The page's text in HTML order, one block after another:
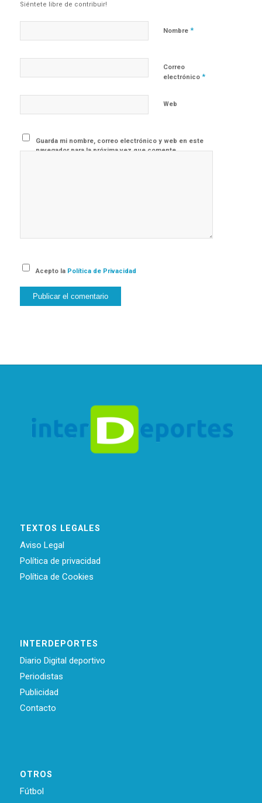
Siéntete libre de contribuir!
Nombre *
Correo
electrónico *
Web
Guarda mi nombre, correo electrónico y web en este
navegador para la próxima vez que comente.
Acepto la Política de Privacidad
TEXTOS LEGALES
Aviso Legal
Política de privacidad
Política de Cookies
INTERDEPORTES
Diario Digital deportivo
Periodistas
Publicidad
Contacto
OTROS
Fútbol